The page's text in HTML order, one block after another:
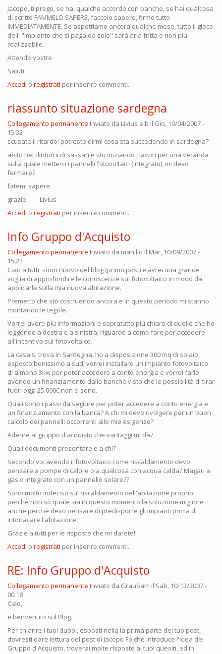
Jacopo, ti prego, se hai qualche accordo con banche, se hai qualcosa
di scritto FAMMELO SAPERE, faccelo sapere, firmo tutto
IMMEDIATAMENTE. Se aspettiamo ancora qualche mese, tutto il gioco
dell' "impianto che si paga da solo" sarà aria fritta e non più
realizzabile.
Attendo vostre
Saluti
Accedi o registrati per inserire commenti.
riassunto situazione sardegna
Collegamento permanente Inviato da Livius e b il Gio, 10/04/2007 -
15:32
scusate il ritardo! potreste dirmi cosa sta succedendo in sardegna?
abito nei dintorni di sassari e sto iniziando i lavori per una veranda
sulla quale metterci i pannelli fotovoltaici (integrato). mi devo
fermare?
fatemi sapere.
grazie. Livius
Accedi o registrati per inserire commenti.
Info Gruppo d'Acquisto
Collegamento permanente Inviato da manillo il Mar, 10/09/2007 -
15:22
Ciao a tutti, sono nuovo del blog (primo post) e avrei una grande
voglia di approfondire le conoscenze sul fotovoltaico in modo da
applicarle sulla mia nuova abitazione.
Premetto che stò costruendo ancora e in questo periodo mi stanno
montando le tegole.
Vorrei avere più informazioni e sopratutto più chiare di quelle che ho
leggendo a destra e a sinistra, riguardo a come fare per accedere
all'incentivo sul fotovoltaico.
La casa si trova in Sardegna, ho a disposizione 300 mq di solaio
esposto benissimo a sud, vorrei installare un impianto fotovoltaico
di almeno 3kw per poter accedere a conto energia e vorrei farlo
avendo un finanziamento dalle banche visto che le possibilità di tirar
fuori oggi 25.000€ non ci sono.
Quali sono i passi da seguire per poter accedere a conto energia e
un finanziamento con la banca? A chi mi devo rivolgere per un buon
calcolo dei pannelli occorrenti alle mie esigenze?
Aderire al gruppo d'acquisto che vantaggi mi dà?
Quali documenti presentare e a chi?
Secondo voi avendo il fotovoltaico come riscaldamento devo
pensare a pompe di calore o a qualcosa con acqua calda? Magari a
gas o integrato con un pannello solare??
Sono molto indeciso sul riscaldamento dell'abitazione proprio
perchè non sò quale sia in questo momento la soluzione migliore
anche perchè devo pensare di predisporre gli impianti prima di
intonacare l'abitazione.
Grazie a tutti per le risposte che mi darete!!
Accedi o registrati per inserire commenti.
RE: Info Gruppo d'Acquisto
Collegamento permanente Inviato da GrauSam il Sab, 10/13/2007 -
00:18
Ciao,
e benvenuto sul Blog.
Per chiarire i tuoi dubbi, esposti nella la prima parte del tuo post,
dovresti dare lettura del post di Jacopo Fo che introduce l'idea del
Gruppo d'Acquisto, troverai molte risposte ai tuoi quesiti, ed in